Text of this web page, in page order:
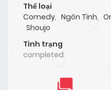
Thể loại
Comedy, Ngôn Tình,
Shoujo
Tình trạng
completed